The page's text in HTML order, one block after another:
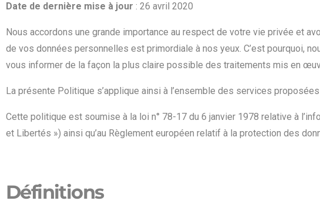
Date de dernière mise à jour : 26 avril 2020
Nous accordons une grande importance au respect de votre vie privée et
de vos données personnelles est primordiale à nos yeux. C’est pourquoi,
vous informer de la façon la plus claire possible des traitements mis en
La présente Politique s’applique ainsi à l’ensemble des services
Cette politique est soumise à la loi n° 78-17 du 6 janvier 1978 relative à
et Libertés ») ainsi qu’au Règlement européen relatif à la protection des
Définitions